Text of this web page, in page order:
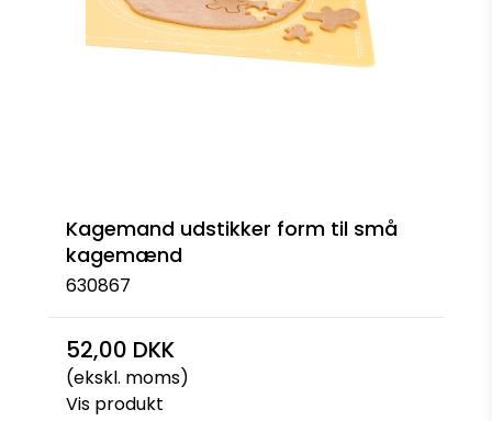
Kagemand udstikker form til små
kagemænd
630867
52,00 DKK
(ekskl. moms)
Vis produkt